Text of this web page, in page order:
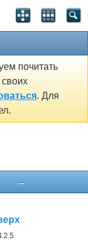
почитать
. Для
...